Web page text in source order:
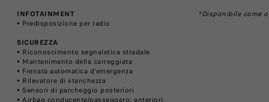
INFOTAINMENT
• Predisposizione per radio
SICUREZZA
• Riconoscimento segnaletica stradale
• Mantenimento della carreggiata
• Frenata automatica d’emergenza
• Rilevatore di stanchezza
• Sensori di parcheggio posteriori
• Airbag conducente/passeggero: anteriori,
*Disponibile come